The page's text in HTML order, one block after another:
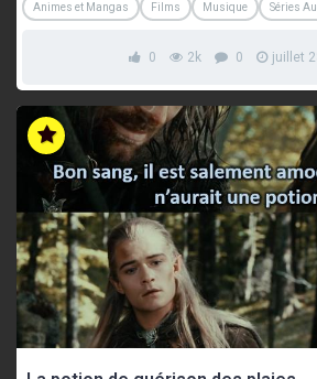
Animes et Mangas Films Musique Séries
0 2k 0 juillet